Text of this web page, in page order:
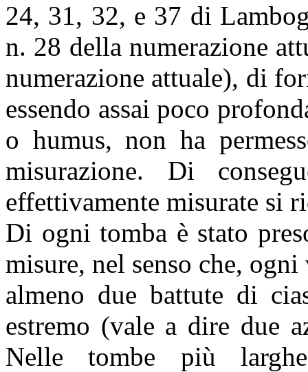
24, 31, 32, e 37 di
n. 28 della numerazione
numerazione attuale), di
essendo assai poco
o humus, non ha
misurazione. Di
effettivamente misurate si
Di ogni tomba è stato
misure, nel senso che,
almeno due battute di
estremo (vale a dire due
Nelle tombe più